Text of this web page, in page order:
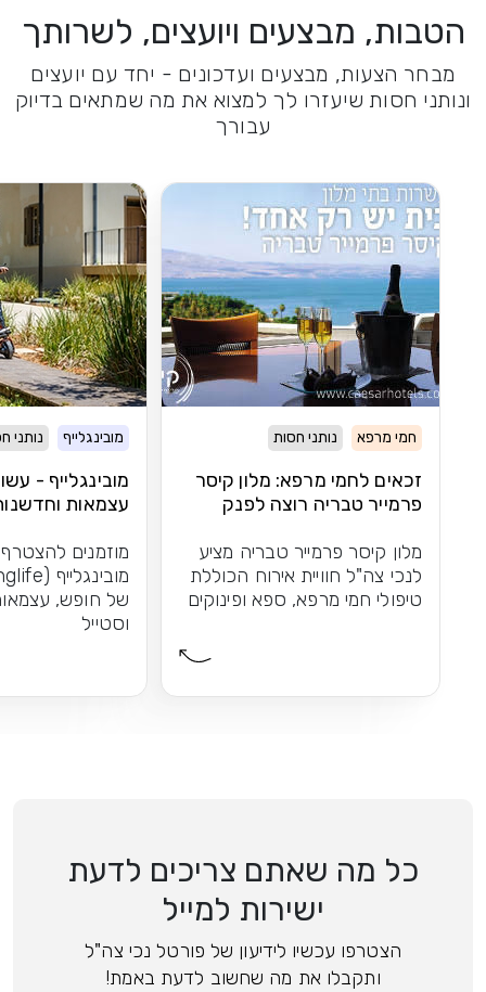
הטבות, מבצעים ויועצים, לשרותך
מבחר הצעות, מבצעים ועדכונים - יחד עם יועצים
ונותני חסות שיעזרו לך למצוא את מה שמתאים בדיוק
עבורך
חמי מרפא נותני חסות
זכאים לחמי מרפא: מלון קיסר
פרמייר טבריה רוצה לפנק
מלון קיסר פרמייר טבריה מציע
לנכי צה"ל חוויית אירוח הכוללת
טיפולי חמי מרפא, ספא ופינוקים
מובינגלייף נותני
מובינגלייף -
עצמאות
מוזמנים
של חופש,
וסטייל
כל מה שאתם צריכים לדעת
ישירות למייל
הצטרפו עכשיו לידיעון של פורטל נכי צה"ל
ותקבלו את מה שחשוב לדעת באמת!